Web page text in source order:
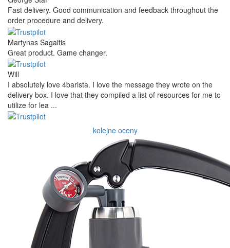
Fast delivery. Good communication and feedback throughout the
order procedure and delivery.
Martynas Sagaitis
Great product. Game changer.
Will
I absolutely love 4barista. I love the message they wrote on the
delivery box. I love that they compiled a list of resources for me to
utilize for lea ...
kolejne oceny